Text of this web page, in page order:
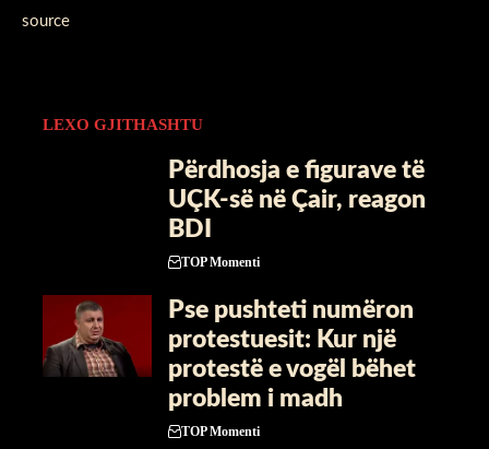
source
LEXO GJITHASHTU
Përdhosja e figurave të
UÇK-së në Çair, reagon
BDI
TOP Momenti
Pse pushteti numëron
protestuesit: Kur një
protestë e vogël bëhet
problem i madh
TOP Momenti